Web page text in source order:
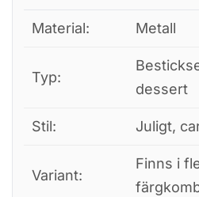
Material: Metall
Typ:
dessert
Stil: Juligt,
Variant:
Finns i